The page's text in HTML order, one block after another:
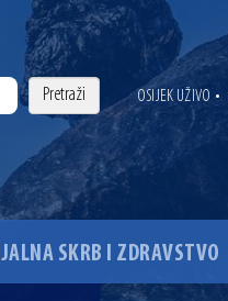
OSIJEK UŽIVO •
SKRB I ZDRAVSTVO